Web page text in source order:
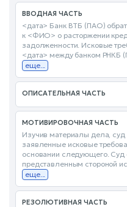
ВВОДНАЯ ЧАСТЬ
<дата> Банк ВТБ (ПАО)
к <ФИО> о расторжении
задолженности. Исковые
<дата> между банком РНКБ
еще...
ОПИСАТЕЛЬНАЯ ЧАСТЬ
МОТИВИРОВОЧНАЯ ЧАСТЬ
Изучив материалы дела, суд
заявленные исковые
основании следующего. Суд
представленным стороной
еще...
РЕЗОЛЮТИВНАЯ ЧАСТЬ